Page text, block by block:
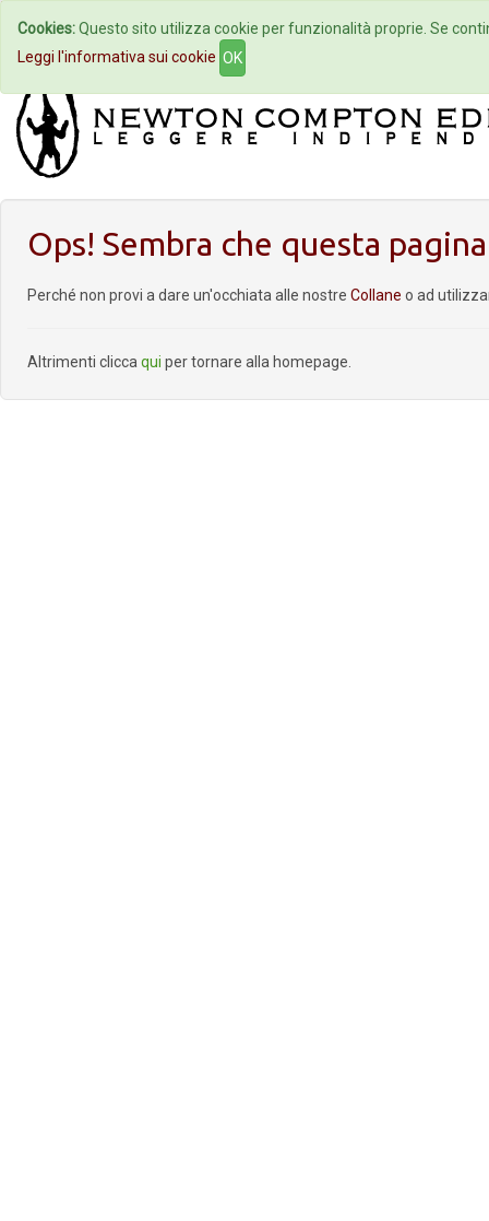
Home Autori Eventi
Ops! Sembra che questa
Perché non provi a dare un'occhiata alle nostre Collane o ad
Altrimenti clicca qui per tornare alla homepage.
Cookies:Questo sito utilizza cookie per funzionalità proprie. Se
Leggi l'informativa sui cookie OK